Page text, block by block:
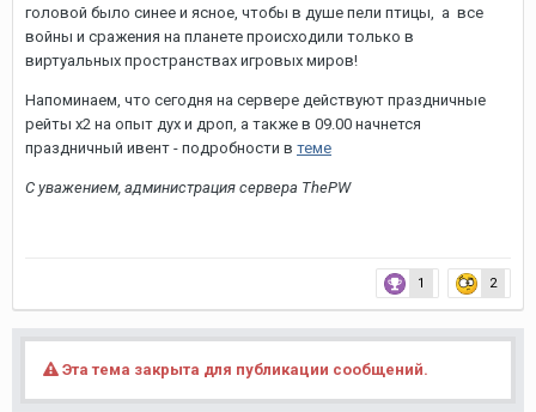
головой было синее и ясное, чтобы в душе пели птицы, а все
войны и сражения на планете происходили только в
виртуальных пространствах игровых миров!
Напоминаем, что сегодня на сервере действуют праздничные
рейты х2 на опыт дух и дроп, а также в 09.00 начнется
праздничный ивент - подробности в теме
С уважением, администрация сервера ThePW
1 2
Эта тема закрыта для публикации сообщений.